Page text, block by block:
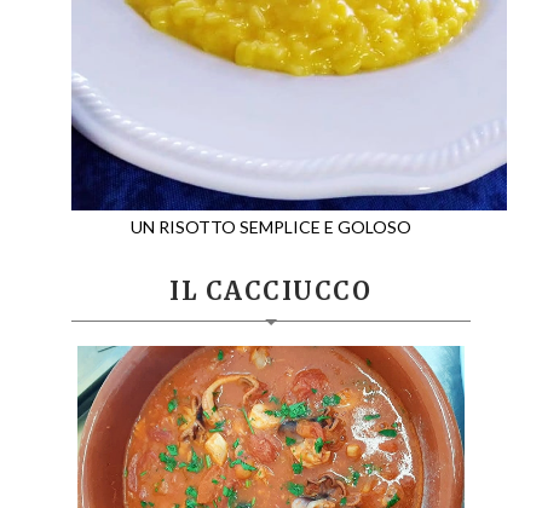
UN RISOTTO SEMPLICE E GOLOSO
IL CACCIUCCO